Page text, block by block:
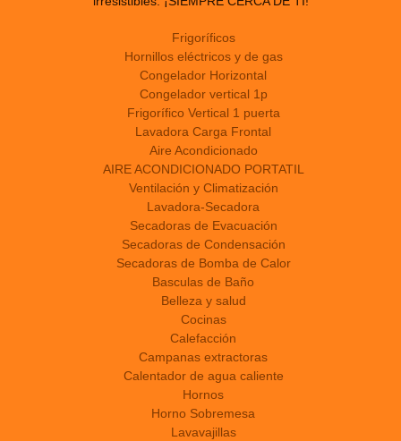
Frigoríficos
Hornillos eléctricos y de gas
Congelador Horizontal
Congelador vertical 1p
Frigorífico Vertical 1 puerta
Lavadora Carga Frontal
Aire Acondicionado
AIRE ACONDICIONADO PORTATIL
Ventilación y Climatización
Lavadora-Secadora
Secadoras de Evacuación
Secadoras de Condensación
Secadoras de Bomba de Calor
Basculas de Baño
Belleza y salud
Cocinas
Calefacción
Campanas extractoras
Calentador de agua caliente
Hornos
Horno Sobremesa
Lavavajillas